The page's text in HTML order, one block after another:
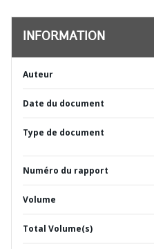
INFORMATION
Auteur
Date du document
Type de document
Numéro du rapport
Volume
Total Volume(s)